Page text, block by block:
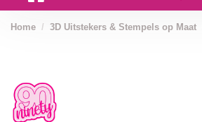
Home 3D Uitstekers & Stempels op Maat